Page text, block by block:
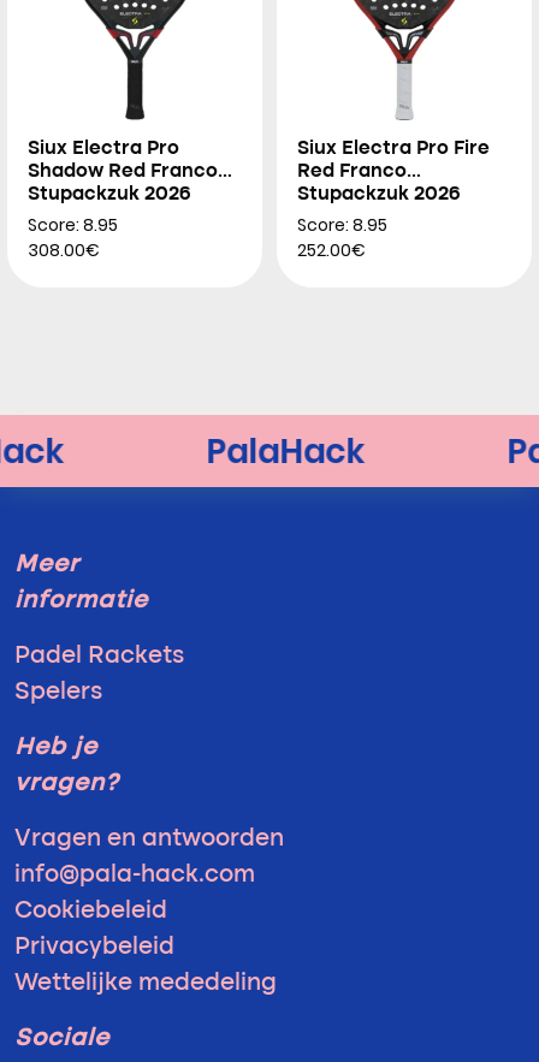
Siux Electra Pro
Shadow Red Franco
Stupackzuk 2026
Score: 8.95
308.00€
Siux Electra Pro Fire
Red Franco
Stupackzuk 2026
Score: 8.95
252.00€
Meer
informatie
Padel Rackets
Spelers
Heb je
vragen?
Vragen en antwoorden
info@pala-hack.com
Cookiebeleid
Privacybeleid
Wettelijke mededeling
Sociale